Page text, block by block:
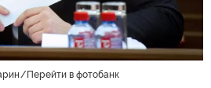
Перейти в фотобанк